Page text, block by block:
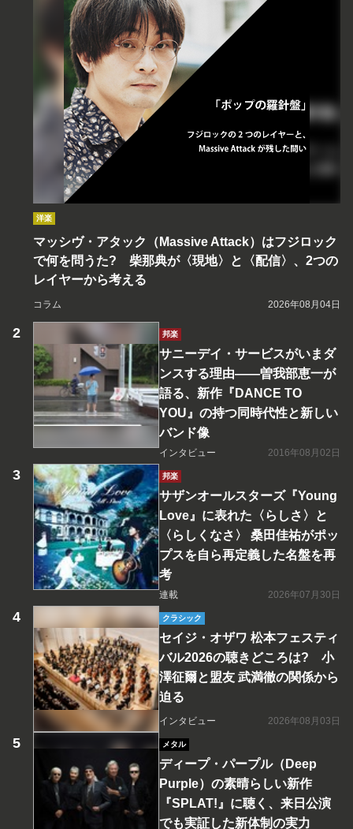
洋楽
マッシヴ・アタック（Massive Attack）はフジロック
で何を問うた? 柴那典が〈現地〉と〈配信〉、2つの
レイヤーから考える
コラム 2026年08月04日
邦楽
サニーデイ・サービスがいまダ
ンスする理由――曽我部恵一が
語る、新作『DANCE TO
YOU』の持つ同時代性と新しい
バンド像
インタビュー 2016年08月02日
邦楽
サザンオールスターズ『Young
Love』に表れた〈らしさ〉と
〈らしくなさ〉 桑田佳祐がポッ
プスを自ら再定義した名盤を再
考
連載 2026年07月30日
クラシック
セイジ・オザワ 松本フェスティ
バル2026の聴きどころは? 小
澤征爾と盟友 武満徹の関係から
迫る
インタビュー 2026年08月03日
メタル
ディープ・パープル（Deep
Purple）の素晴らしい新作
『SPLAT!』に聴く、来日公演
でも実証した新体制の実力